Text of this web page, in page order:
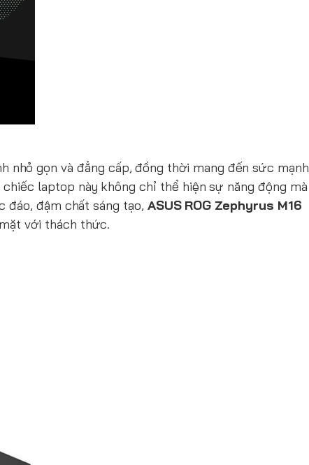
nhỏ gọn và đẳng cấp, đồng thời mang đến sức mạnh
laptop này không chỉ thể hiện sự năng động mà
đáo, đậm chất sáng tạo, ASUS ROG Zephyrus M16
với thách thức.